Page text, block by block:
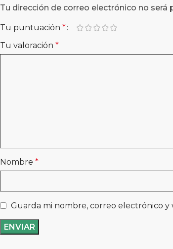
Tu dirección de correo electrónico no será
Tu puntuación *
Tu valoración *
Nombre *
Guarda mi nombre, correo electrónico